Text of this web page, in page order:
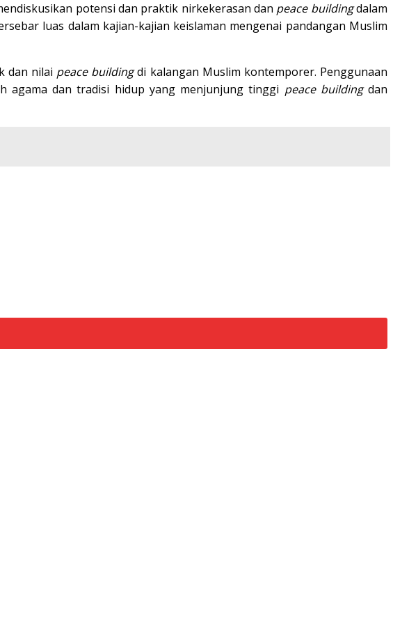
potensi dan praktik nirkekerasan dan peace buildingdalam
luas dalam kajian-kajian keislaman mengenai pandangan Muslim
dan nilai peace buildingdi kalangan Muslim kontemporer. Penggunaan
agama dan tradisi hidup yang menjunjung tinggi peace buildingdan